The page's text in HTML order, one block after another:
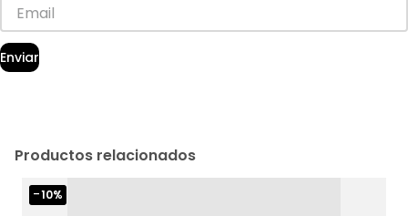
Enviar
Productos relacionados
-10%